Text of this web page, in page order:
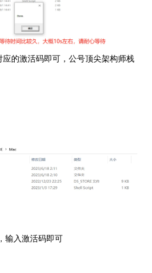
的激活码即可，公号顶尖架构师栈
输入激活码即可